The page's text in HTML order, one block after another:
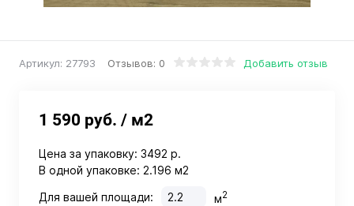
Отзывов: 0 Добавить отзыв
Артикул: 27793
1 590 руб. / м2
Цена за упаковку: 3492 р.
В одной упаковке: 2.196 м2
Для вашей площади:
м2